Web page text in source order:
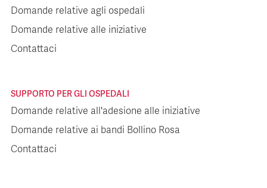
Domande relative agli ospedali
Domande relative alle iniziative
Contattaci
SUPPORTO PER GLI OSPEDALI
Domande relative all'adesione alle iniziative
Domande relative ai bandi Bollino Rosa
Contattaci